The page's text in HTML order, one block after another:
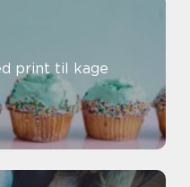
print til kage